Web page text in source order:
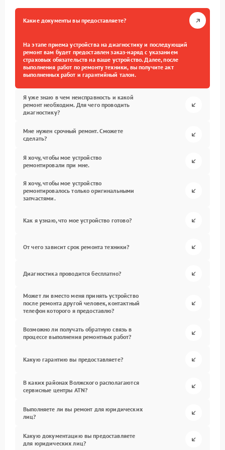
Какие документы вы предоставляете?
На этапе приема устройства на диагностику и последующий
ремонт вам будет предоставлен заказ-наряд с указанием
страховых обязательств на ваше устройство. Далее, после
выполнения работ по ремонту техники, вы получите акт
выполненных работ и гарантийный талон.
Я уже знаю в чем неисправность и какой
ремонт необходим. Для чего проводить
диагностику?
Мне нужен срочный ремонт. Сможете
сделать?
Я хочу, чтобы мое устройство
ремонтировали при мне.
Я хочу, чтобы мое устройство
ремонтировалось только оригинальными
запчастями.
Как я узнаю, что мое устройство готово?
От чего зависит срок ремонта техники?
Диагностика проводится бесплатно?
Может ли вместо меня принять устройство
после ремонта другой человек, контактный
телефон которого я предоставлю?
Возможно ли получать обратную связь в
процессе выполнения ремонтных работ?
Какую гарантию вы предоставляете?
В каких районах Волжского располагаются
сервисные центры ATN?
Выполняете ли вы ремонт для юридических
лиц?
Какую документацию вы предоставляете
для юридических лиц?